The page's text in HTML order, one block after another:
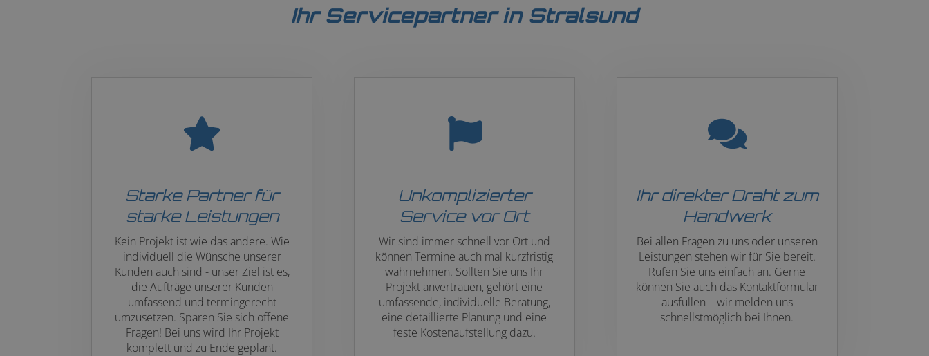
Ihr Servicepartner in Stralsund
Starke Partner für
starke Leistungen
Kein Projekt ist wie das andere. Wie
individuell die Wünsche unserer
Kunden auch sind - unser Ziel ist es,
die Aufträge unserer Kunden
umfassend und termingerecht
umzusetzen. Sparen Sie sich offene
Fragen! Bei uns wird Ihr Projekt
komplett und zu Ende geplant.
Unkomplizierter
Service vor Ort
Wir sind immer schnell vor Ort und
können Termine auch mal kurzfristig
wahrnehmen. Sollten Sie uns Ihr
Projekt anvertrauen, gehört eine
umfassende, individuelle Beratung,
eine detaillierte Planung und eine
feste Kostenaufstellung dazu.
Ihr direkter Draht zum
Handwerk
Bei allen Fragen zu uns oder unseren
Leistungen stehen wir für Sie bereit.
Rufen Sie uns einfach an. Gerne
können Sie auch das Kontaktformular
ausfüllen – wir melden uns
schnellstmöglich bei Ihnen.